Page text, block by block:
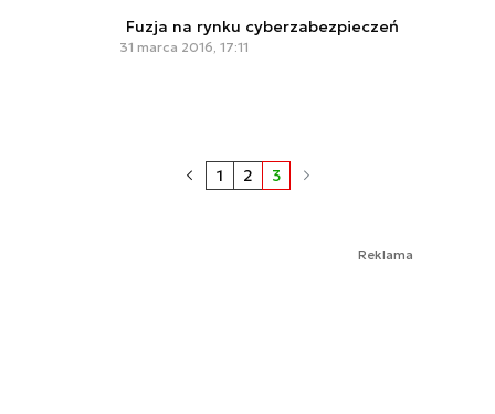
Fuzja na rynku cyberzabezpieczeń
31 marca 2016, 17:11
1 2 3
Reklama